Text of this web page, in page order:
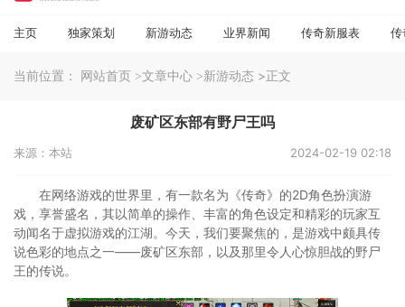
主页 独家策划 新游动态 业界新闻 传奇新服表 传
当前位置： 网站首页 >文章中心 >新游动态 >正文
废矿区东部有野尸王吗
来源：本站 2024-02-19 02:18
在网络游戏的世界里，有一款名为《传奇》的2D角色扮演游
戏，享誉盛名，其以简单的操作、丰富的角色设定和精彩的玩家互
动闻名于虚拟游戏的江湖。今天，我们要聚焦的，是游戏中颇具传
说色彩的地点之一——废矿区东部，以及那里令人心惊胆战的野尸
王的传说。